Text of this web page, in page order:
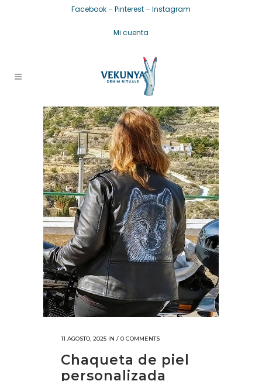
Facebook–Pinterest–Instagram
Mi cuenta
11 AGOSTO, 2025 IN / 0 COMMENTS
Chaqueta de piel
personalizada